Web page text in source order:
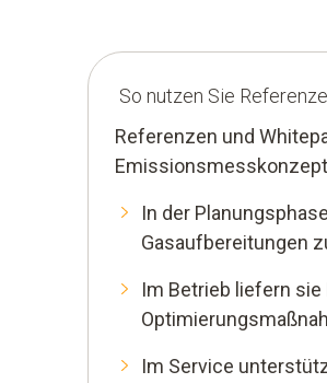
So nutzen Sie
Referenzen und
In der
Gasaufbereitungen
Im Betrieb liefern
Im Service